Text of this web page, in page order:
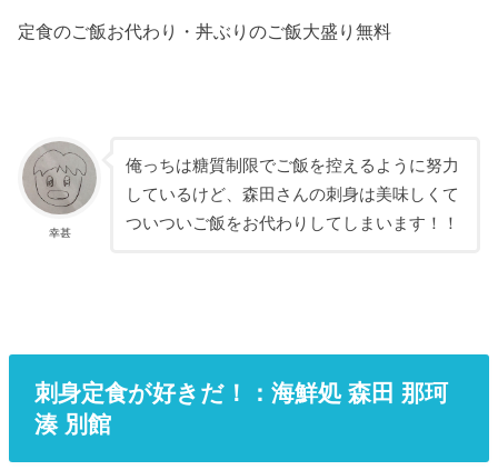
定食のご飯お代わり・丼ぶりのご飯大盛り無料
幸甚
俺っちは糖質制限でご飯を控えるように努力
しているけど、森田さんの刺身は美味しくて
ついついご飯をお代わりしてしまいます！！
刺身定食が好きだ！：海鮮処 森田 那珂
湊 別館